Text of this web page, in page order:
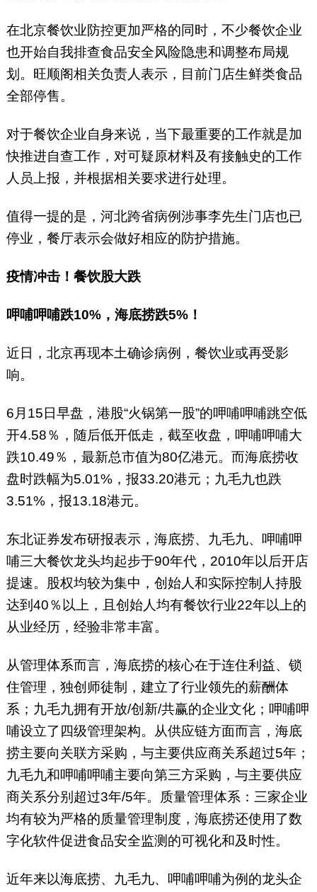
在北京餐饮业防控更加严格的同时，不少餐饮企业
也开始自我排查食品安全风险隐患和调整布局规
划。旺顺阁相关负责人表示，目前门店生鲜类食品
全部停售。
对于餐饮企业自身来说，当下最重要的工作就是加
快推进自查工作，对可疑原材料及有接触史的工作
人员上报，并根据相关要求进行处理。
值得一提的是，河北跨省病例涉事李先生门店也已
停业，餐厅表示会做好相应的防护措施。
疫情冲击！餐饮股大跌
呷哺呷哺跌10%，海底捞跌5%！
近日，北京再现本土确诊病例，餐饮业或再受影
响。
6月15日早盘，港股“火锅第一股”的呷哺呷哺跳空低
开4.58％，随后低开低走，截至收盘，呷哺呷哺大
跌10.49％，最新总市值为80亿港元。而海底捞收
盘时跌幅为5.01%，报33.20港元；九毛九也跌
3.51%，报13.18港元。
东北证券发布研报表示，海底捞、九毛九、呷哺呷
哺三大餐饮龙头均起步于90年代，2010年以后开店
提速。股权均较为集中，创始人和实际控制人持股
达到40％以上，且创始人均有餐饮行业22年以上的
从业经历，经验非常丰富。
从管理体系而言，海底捞的核心在于连住利益、锁
住管理，独创师徒制，建立了行业领先的薪酬体
系；九毛九拥有开放/创新/共赢的企业文化；呷哺呷
哺设立了四级管理架构。从供应链方面而言，海底
捞主要向关联方采购，与主要供应商关系超过5年；
九毛九和呷哺呷哺主要向第三方采购，与主要供应
商关系分别超过3年/5年。质量管理体系：三家企业
均有较为严格的质量管理制度，海底捞还使用了数
字化软件促进食品安全监测的可视化和及时性。
近年来以海底捞、九毛九、呷哺呷哺为例的龙头企